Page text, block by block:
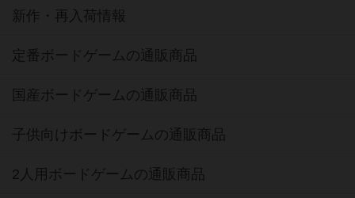
新作・再入荷情報
定番ボードゲームの通販商品
国産ボードゲームの通販商品
子供向けボードゲームの通販商品
2人用ボードゲームの通販商品